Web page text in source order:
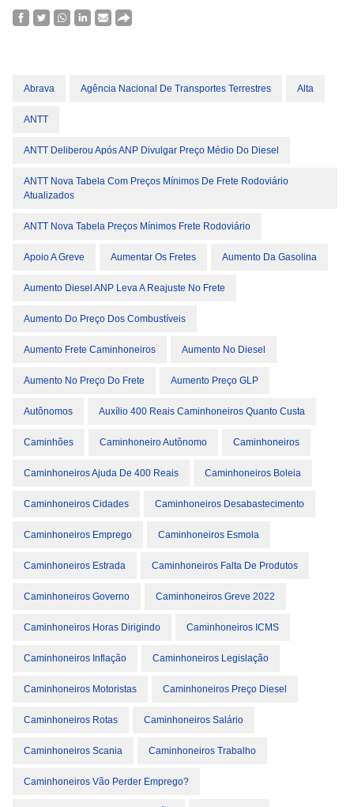
Abrava Agência Nacional De Transportes Terrestres Alta
ANTT
ANTT Deliberou Após ANP Divulgar Preço Médio Do Diesel
ANTT Nova Tabela Com Preços Mínimos De Frete Rodoviário
Atualizados
ANTT Nova Tabela Preços Mínimos Frete Rodoviário
Apoio A Greve Aumentar Os Fretes Aumento Da Gasolina
Aumento Diesel ANP Leva A Reajuste No Frete
Aumento Do Preço Dos Combustíveis
Aumento Frete Caminhoneiros Aumento No Diesel
Aumento No Preço Do Frete Aumento Preço GLP
Autônomos Auxílio 400 Reais Caminhoneiros Quanto Custa
Caminhões Caminhoneiro Autônomo Caminhoneiros
Caminhoneiros Ajuda De 400 Reais Caminhoneiros Boleia
Caminhoneiros Cidades Caminhoneiros Desabastecimento
Caminhoneiros Emprego Caminhoneiros Esmola
Caminhoneiros Estrada Caminhoneiros Falta De Produtos
Caminhoneiros Governo Caminhoneiros Greve 2022
Caminhoneiros Horas Dirigindo Caminhoneiros ICMS
Caminhoneiros Inflação Caminhoneiros Legislação
Caminhoneiros Motoristas Caminhoneiros Preço Diesel
Caminhoneiros Rotas Caminhoneiros Salário
Caminhoneiros Scania Caminhoneiros Trabalho
Caminhoneiros Vão Perder Emprego?